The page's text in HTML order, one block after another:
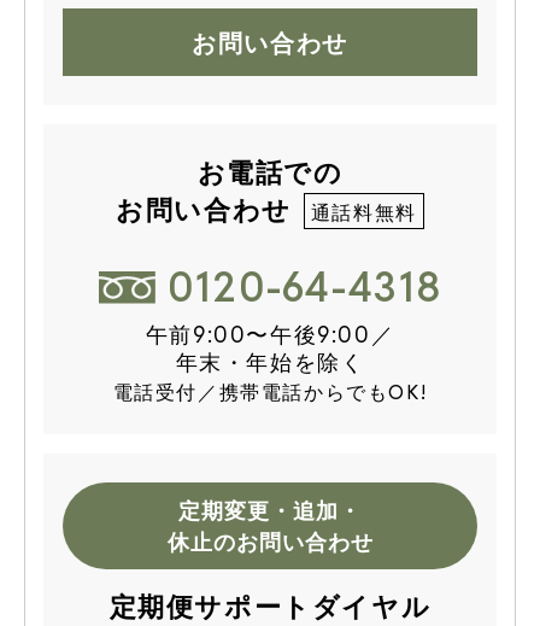
お問い合わせ
お電話での
お問い合わせ
通話料無料
0120-64-4318
午前9:00〜午後9:00／
年末・年始を除く
電話受付／携帯電話からでもOK!
定期変更・追加・
休止のお問い合わせ
定期便サポートダイヤル